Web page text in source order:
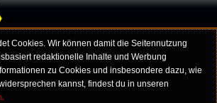
Cookies. Wir können damit die Seitennutzung
redaktionelle Inhalte und Werbung
zu Cookies und insbesondere dazu, wie
kannst, findest du in unseren